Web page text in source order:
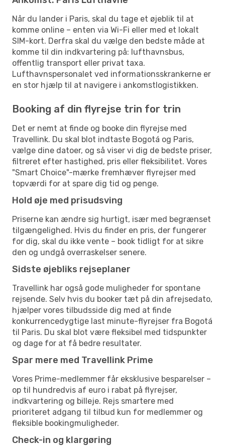
Når du lander i Paris, skal du tage et øjeblik til at
komme online – enten via Wi-Fi eller med et lokalt
SIM-kort. Derfra skal du vælge den bedste måde at
komme til din indkvartering på: lufthavnsbus,
offentlig transport eller privat taxa.
Lufthavnspersonalet ved informationsskrankerne er
en stor hjælp til at navigere i ankomstlogistikken.
Booking af din flyrejse trin for trin
Det er nemt at finde og booke din flyrejse med
Travellink. Du skal blot indtaste Bogotá og Paris,
vælge dine datoer, og så viser vi dig de bedste priser,
filtreret efter hastighed, pris eller fleksibilitet. Vores
"Smart Choice"-mærke fremhæver flyrejser med
topværdi for at spare dig tid og penge.
Hold øje med prisudsving
Priserne kan ændre sig hurtigt, især med begrænset
tilgængelighed. Hvis du finder en pris, der fungerer
for dig, skal du ikke vente – book tidligt for at sikre
den og undgå overraskelser senere.
Sidste øjebliks rejseplaner
Travellink har også gode muligheder for spontane
rejsende. Selv hvis du booker tæt på din afrejsedato,
hjælper vores tilbudsside dig med at finde
konkurrencedygtige last minute-flyrejser fra Bogotá
til Paris. Du skal blot være fleksibel med tidspunkter
og dage for at få bedre resultater.
Spar mere med Travellink Prime
Vores Prime-medlemmer får eksklusive besparelser –
op til hundredvis af euro i rabat på flyrejser,
indkvartering og billeje. Rejs smartere med
prioriteret adgang til tilbud kun for medlemmer og
fleksible bookingmuligheder.
Check-in og klargøring